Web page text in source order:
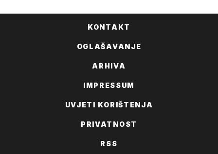
KONTAKT
OGLAŠAVANJE
ARHIVA
IMPRESSUM
UVJETI KORIŠTENJA
PRIVATNOST
RSS